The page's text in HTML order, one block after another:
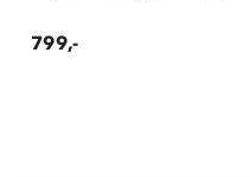
799,-